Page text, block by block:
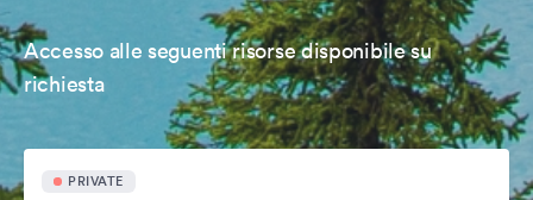
Accesso alle seguenti risorse disponibile su
richiesta
PRIVATE